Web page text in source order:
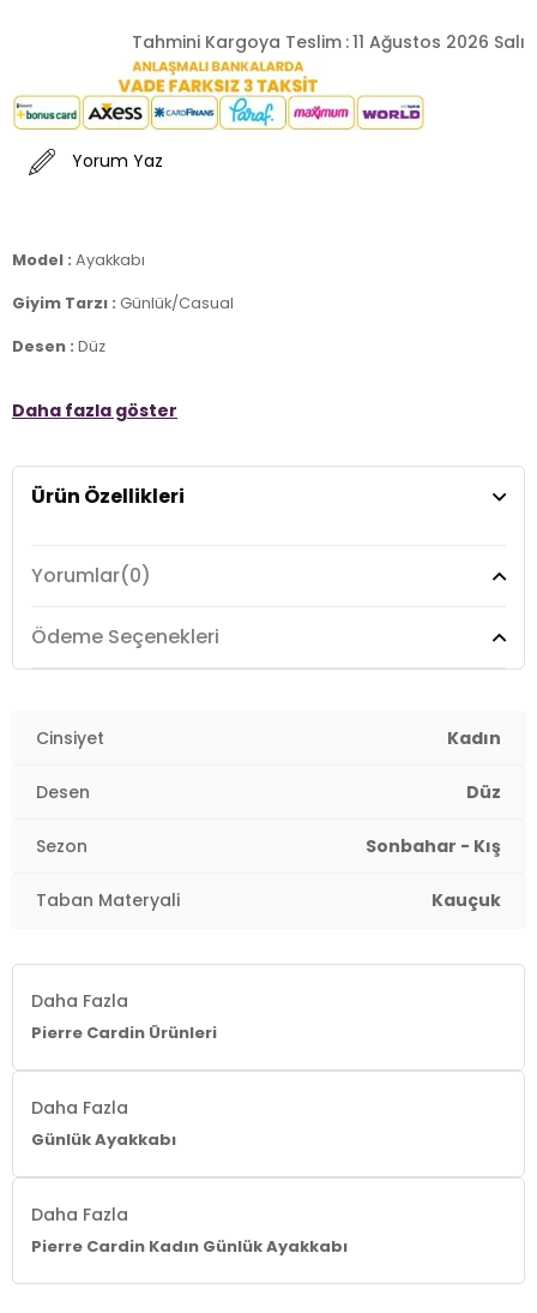
Tahmini Kargoya Teslim :11 Ağustos 2026 Salı
Yorum Yaz
Model : Ayakkabı
Giyim Tarzı : Günlük/Casual
Desen : Düz
2DKPC52577.07
Daha fazla göster
Ürün Özellikleri
Yorumlar(0)
Ödeme Seçenekleri
Cinsiyet Kadın
Desen Düz
Sezon Sonbahar - Kış
Taban Materyali Kauçuk
Daha Fazla
Pierre Cardin Ürünleri
Daha Fazla
Günlük Ayakkabı
Daha Fazla
Pierre Cardin Kadın Günlük Ayakkabı